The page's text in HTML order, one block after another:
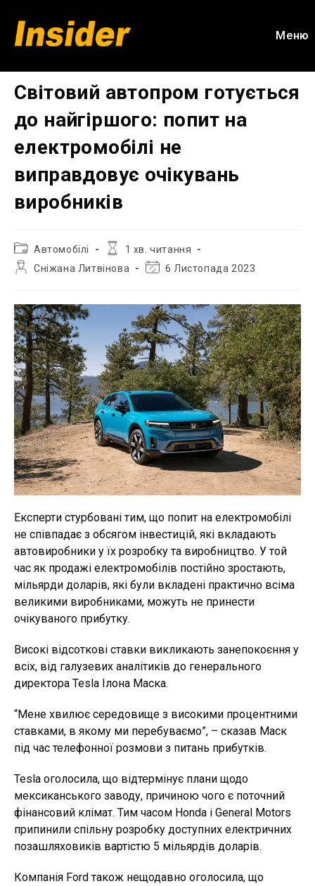
вмісту
Меню
Світовий автопром готується
до найгіршого: попит на
електромобілі не
виправдовує очікувань
виробників
Категорія
запису:
Автомобілі
Час
читання:
1 хв. читання
АвторСніжана Литвінова
Остання6 Листопада 2023
Експерти стурбовані тим, що попит на електромобілі
не співпадає з обсягом інвестицій, які вкладають
автовиробники у їх розробку та виробництво. У той
час як продажі електромобілів постійно зростають,
мільярди доларів, які були вкладені практично всіма
великими виробниками, можуть не принести
очікуваного прибутку.
Високі відсоткові ставки викликають занепокоєння у
всіх, від галузевих аналітиків до генерального
директора Tesla Ілона Маска.
“Мене хвилює середовище з високими процентними
ставками, в якому ми перебуваємо”, – сказав Маск
під час телефонної розмови з питань прибутків.
Tesla оголосила, що відтермінує плани щодо
мексиканського заводу, причиною чого є поточний
фінансовий клімат. Тим часом Honda і General Motors
припинили спільну розробку доступних електричних
позашляховиків вартістю 5 мільярдів доларів.
Компанія Ford також нещодавно оголосила, що